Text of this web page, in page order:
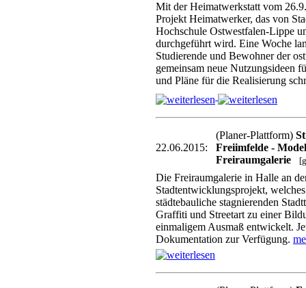
Mit der Heimatwerkstatt vom
Projekt Heimatwerker, das von
Hochschule Ostwestfalen-Lippe
durchgeführt wird. Eine Woche
Studierende und Bewohner der
gemeinsam neue Nutzungsideen
und Pläne für die Realisierung
22.06.2015:
(Planer-Plattform)
Freiimfelde -
Freiraumgalerie
Die Freiraumgalerie in Halle an
Stadtentwicklungsprojekt,
städtebauliche stagnierenden
Graffiti und Streetart zu einer
einmaligem Ausmaß entwickelt.
Dokumentation zur Verfügung.